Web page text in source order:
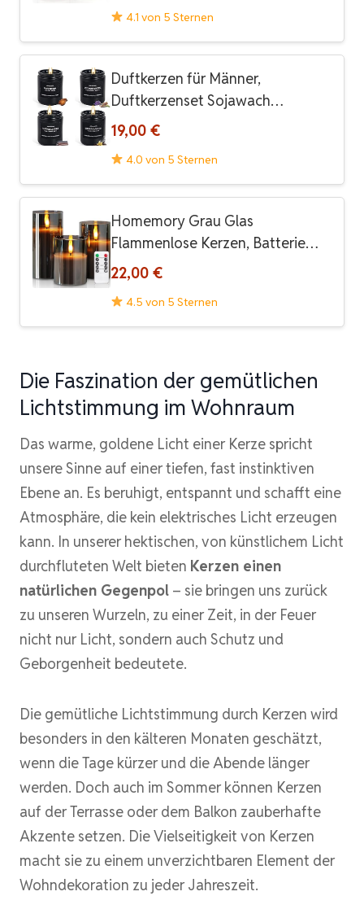
4.1 von 5 Sternen
Duftkerzen für Männer,
Duftkerzenset Sojawach…
19,00 €
4.0 von 5 Sternen
Homemory Grau Glas
Flammenlose Kerzen, Batterie…
22,00 €
4.5 von 5 Sternen
Die Faszination der gemütlichen
Lichtstimmung im Wohnraum
Das warme, goldene Licht einer Kerze spricht
unsere Sinne auf einer tiefen, fast instinktiven
Ebene an. Es beruhigt, entspannt und schafft eine
Atmosphäre, die kein elektrisches Licht erzeugen
kann. In unserer hektischen, von künstlichem Licht
durchfluteten Welt bieten Kerzen einen
natürlichen Gegenpol – sie bringen uns zurück
zu unseren Wurzeln, zu einer Zeit, in der Feuer
nicht nur Licht, sondern auch Schutz und
Geborgenheit bedeutete.
Die gemütliche Lichtstimmung durch Kerzen wird
besonders in den kälteren Monaten geschätzt,
wenn die Tage kürzer und die Abende länger
werden. Doch auch im Sommer können Kerzen
auf der Terrasse oder dem Balkon zauberhafte
Akzente setzen. Die Vielseitigkeit von Kerzen
macht sie zu einem unverzichtbaren Element der
Wohndekoration zu jeder Jahreszeit.